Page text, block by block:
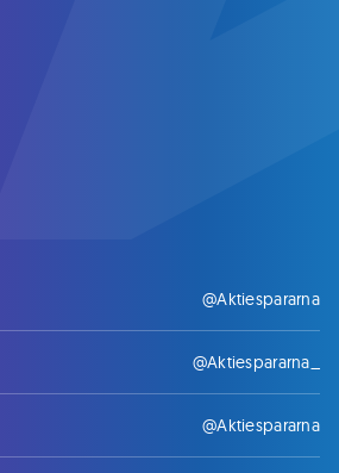
@Aktiespararna
@Aktiespararna_
@Aktiespararna